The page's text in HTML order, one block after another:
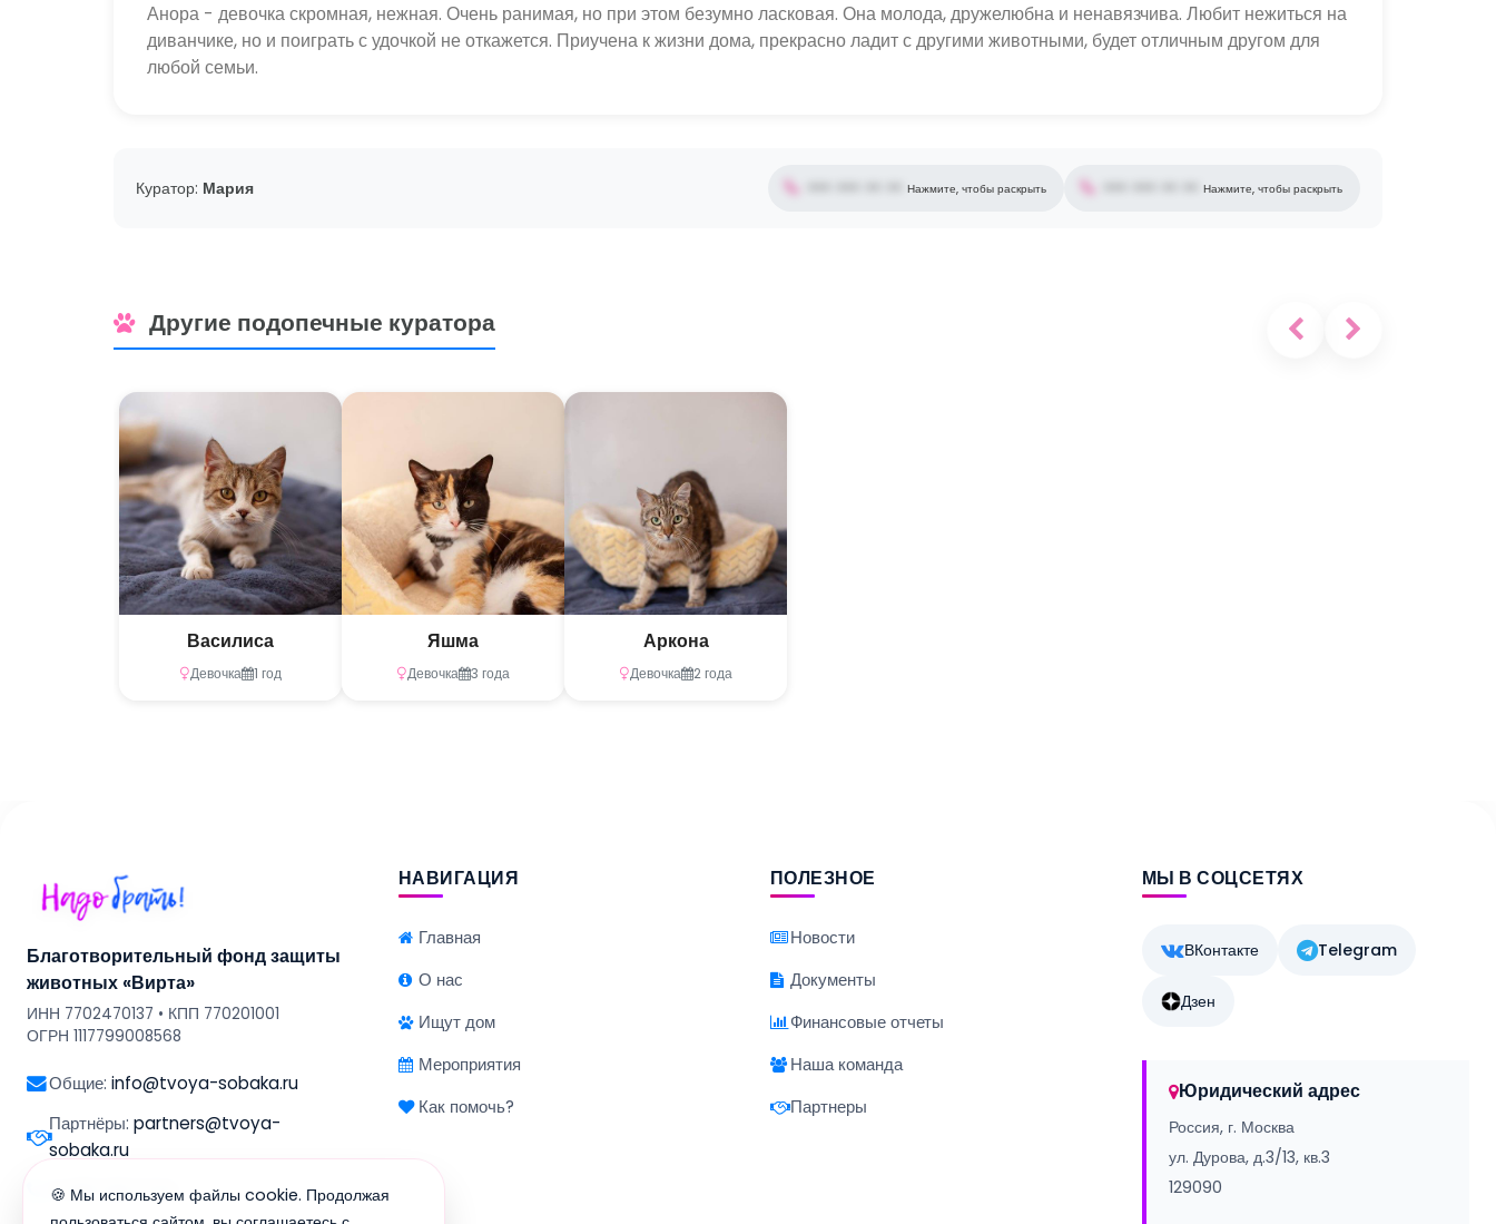
Анора - девочка скромная, нежная. Очень ранимая, но при этом безумно ласковая. Она молода, дружелюбна и ненавязчива. Любит нежиться на
диванчике, но и поиграть с удочкой не откажется. Приучена к жизни дома, прекрасно ладит с другими животными, будет отличным другом для
любой семьи.
Куратор: Мария Нажмите, чтобы раскрыть Нажмите, чтобы раскрыть
Другие подопечные куратора
Василиса
Девочка 1 год
Яшма
Девочка 3 года
Аркона
Девочка 2 года
Благотворительный фонд защиты
животных «Вирта»
ИНН 7702470137 • КПП 770201001
ОГРН 1117799008568
Общие: info@tvoya-sobaka.ru
Партнёры: partners@tvoya-
sobaka.ru
8 495 220 13 94
НАВИГАЦИЯ
Главная
О нас
Ищут дом
Мероприятия
Как помочь?
ПОЛЕЗНОЕ
Новости
Документы
Финансовые отчеты
Наша команда
Партнеры
МЫ В СОЦСЕТЯХ
ВКонтакте Telegram
Дзен
Юридический адрес
Россия, г. Москва
ул. Дурова, д.3/13, кв.3
129090
🍪 Мы используем файлы cookie. Продолжая